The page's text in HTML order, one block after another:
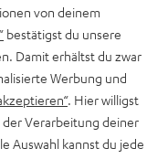
von deinem
bestätigst du unsere
Damit erhältst du zwar
Werbung und
. Hier willigst
der Verarbeitung deiner
Auswahl kannst du jede